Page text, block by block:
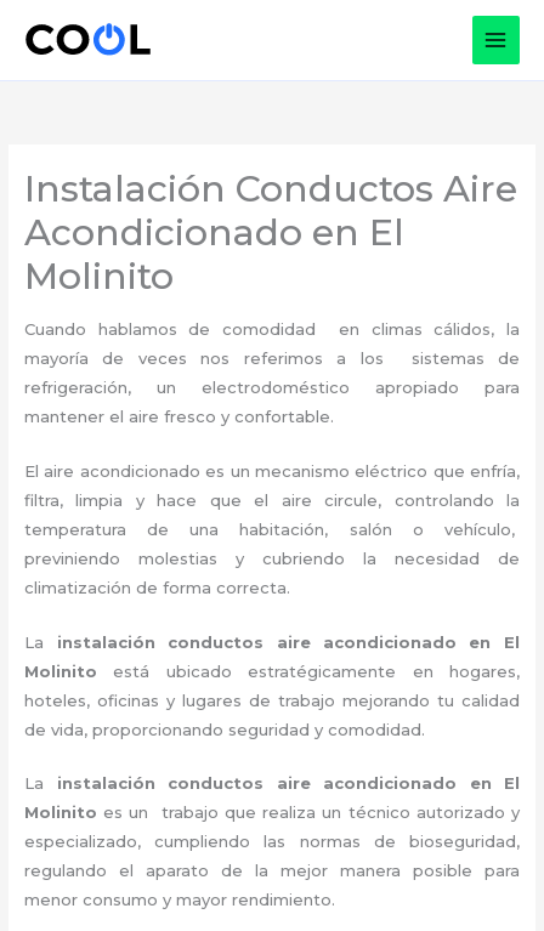
Instalación Conductos Aire
Acondicionado en El
Molinito
Cuando hablamos de comodidad en climas cálidos, la
mayoría de veces nos referimos a los sistemas de
refrigeración, un electrodoméstico apropiado para
mantener el aire fresco y confortable.
El aire acondicionado es un mecanismo eléctrico que enfría,
filtra, limpia y hace que el aire circule, controlando la
temperatura de una habitación, salón o vehículo,
previniendo molestias y cubriendo la necesidad de
climatización de forma correcta.
La instalación conductos aire acondicionado en El
Molinitoestá ubicado estratégicamente en hogares,
hoteles, oficinas y lugares de trabajo mejorando tu calidad
de vida, proporcionando seguridad y comodidad.
La instalación conductos aire acondicionado en El
Molinito es un trabajo que realiza un técnico autorizado y
especializado, cumpliendo las normas de bioseguridad,
regulando el aparato de la mejor manera posible para
menor consumo y mayor rendimiento.